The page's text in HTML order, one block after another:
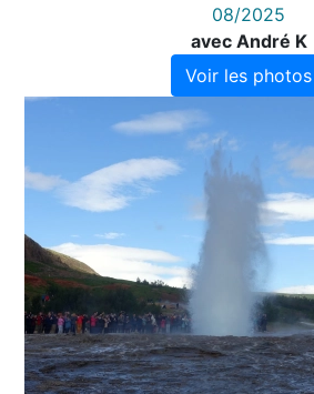
08/2025
avec André K
Voir les photos